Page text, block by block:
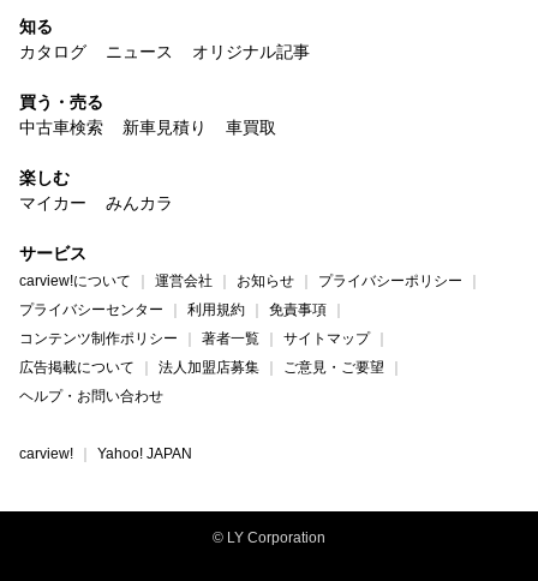
知る
カタログ
ニュース オリジナル記事
買う・売る
中古車検索
新車見積り 車買取
楽しむ
マイカー
みんカラ
サービス
carview!について 運営会社 お知らせ
プライバシーポリシー
プライバシーセンター
利用規約
免責事項
コンテンツ制作ポリシー
著者一覧
サイトマップ
広告掲載について
法人加盟店募集
ご意見・ご要望
ヘルプ・お問い合わせ
carview! Yahoo! JAPAN
© LY Corporation